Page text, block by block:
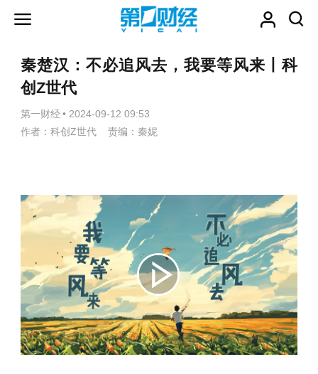
秦楚汉：不必追风去，我要等风来丨科
创Z世代
第一财经 • 2024-09-12 09:53
作者：科创Z世代 责编：秦妮